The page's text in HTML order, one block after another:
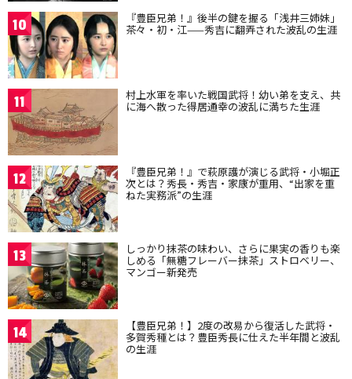
10 『豊臣兄弟！』後半の鍵を握る「浅井三姉妹」
茶々・初・江——秀吉に翻弄された波乱の生涯
11 村上水軍を率いた戦国武将！幼い弟を支え、共
に海へ散った得居通幸の波乱に満ちた生涯
12 『豊臣兄弟！』で萩原護が演じる武将・小堀正
次とは？秀長・秀吉・家康が重用、“出家を重
ねた実務派”の生涯
13 しっかり抹茶の味わい、さらに果実の香りも楽
しめる「無糖フレーバー抹茶」ストロベリー、
マンゴー新発売
14 【豊臣兄弟！】2度の改易から復活した武将・
多賀秀種とは？豊臣秀長に仕えた半年間と波乱
の生涯